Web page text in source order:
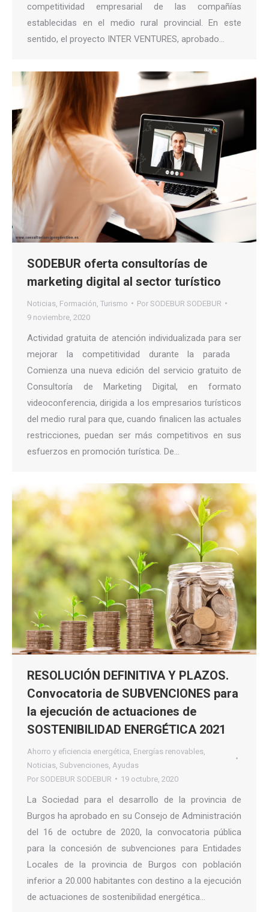
competitividad empresarial de las compañías
establecidas en el medio rural provincial. En este
sentido, el proyecto INTER VENTURES, aprobado…
SODEBUR oferta consultorías de
marketing digital al sector turístico
Noticias Formación Turismo Por SODEBUR SODEBUR
9 noviembre, 2020
Actividad gratuita de atención individualizada para ser
mejorar la competitividad durante la parada
Comienza una nueva edición del servicio gratuito de
Consultoría de Marketing Digital, en formato
videoconferencia, dirigida a los empresarios turísticos
del medio rural para que, cuando finalicen las actuales
restricciones, puedan ser más competitivos en sus
esfuerzos en promoción turística. De…
RESOLUCIÓN DEFINITIVA Y PLAZOS.
Convocatoria de SUBVENCIONES para
la ejecución de actuaciones de
SOSTENIBILIDAD ENERGÉTICA 2021
Ahorro y eficiencia energética Energías renovables
Noticias Subvenciones Ayudas
Por SODEBUR SODEBUR 19 octubre, 2020
La Sociedad para el desarrollo de la provincia de
Burgos ha aprobado en su Consejo de Administración
del 16 de octubre de 2020, la convocatoria pública
para la concesión de subvenciones para Entidades
Locales de la provincia de Burgos con población
inferior a 20.000 habitantes con destino a la ejecución
de actuaciones de sostenibilidad energética…